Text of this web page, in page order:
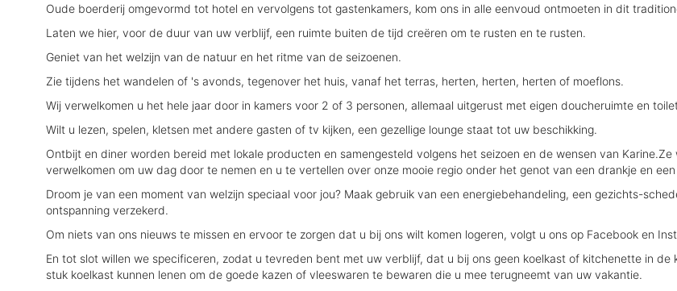
Oude boerderij omgevormd tot hotel en vervolgens tot gastenkamers, kom ons in alle eenvoud ontmoeten in dit
Laten we hier, voor de duur van uw verblijf, een ruimte buiten de tijd creëren om te rusten en te rusten.
Geniet van het welzijn van de natuur en het ritme van de seizoenen.
Zie tijdens het wandelen of 's avonds, tegenover het huis, vanaf het terras, herten, herten, herten of moeflons.
Wij verwelkomen u het hele jaar door in kamers voor 2 of 3 personen, allemaal uitgerust met eigen doucheruimte en
Wilt u lezen, spelen, kletsen met andere gasten of tv kijken, een gezellige lounge staat tot uw beschikking.
Ontbijt en diner worden bereid met lokale producten en samengesteld volgens het seizoen en de wensen van
verwelkomen om uw dag door te nemen en u te vertellen over onze mooie regio onder het genot van een drankje en
Droom je van een moment van welzijn speciaal voor jou? Maak gebruik van een energiebehandeling, een gezichts-
ontspanning verzekerd.
Om niets van ons nieuws te missen en ervoor te zorgen dat u bij ons wilt komen logeren, volgt u ons op Facebook en
En tot slot willen we specificeren, zodat u tevreden bent met uw verblijf, dat u bij ons geen koelkast of kitchenette in
stuk koelkast kunnen lenen om de goede kazen of vleeswaren te bewaren die u mee terugneemt van uw vakantie.